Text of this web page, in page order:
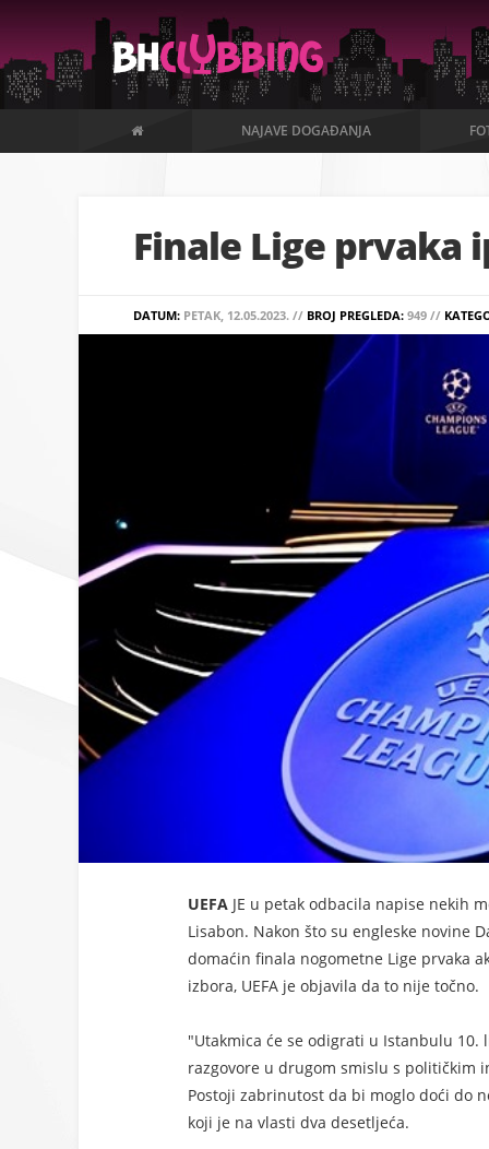
NAJAVE DOGAĐANJA
Finale Lige prvaka
DATUM: PETAK, 12.05.2023. // BROJ PREGLEDA: 949 //
UEFA JE u petak odbacila napise nekih
Lisabon. Nakon što su engleske novine
domaćin finala nogometne Lige prvaka
izbora, UEFA je objavila da to nije točno.
"Utakmica će se odigrati u Istanbulu 10.
razgovore u drugom smislu s političkim
Postoji zabrinutost da bi moglo doći do
koji je na vlasti dva desetljeća.